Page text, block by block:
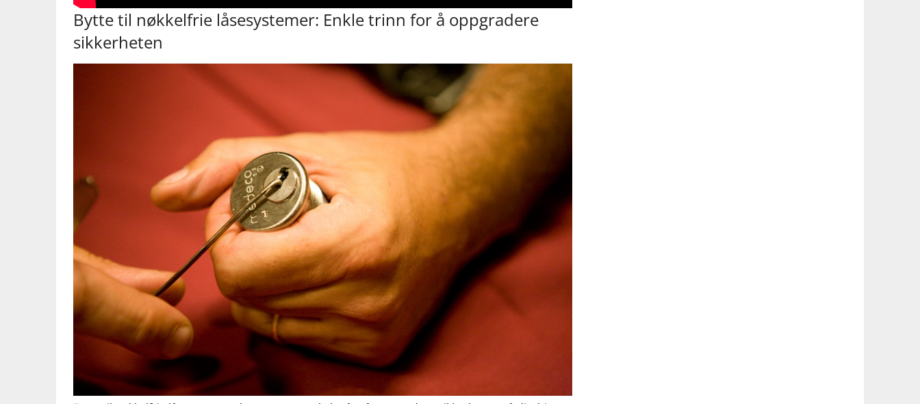
Bytte til nøkkelfrie låsesystemer: Enkle trinn for å oppgradere
sikkerheten